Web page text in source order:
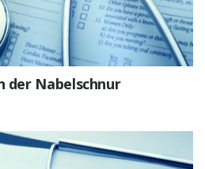
der Nabelschnur